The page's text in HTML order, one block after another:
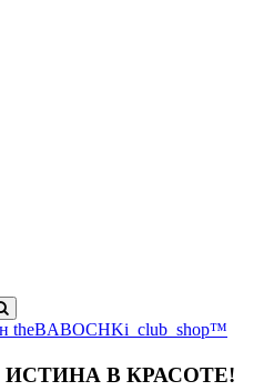
ИСТИНА В КРАСОТЕ!